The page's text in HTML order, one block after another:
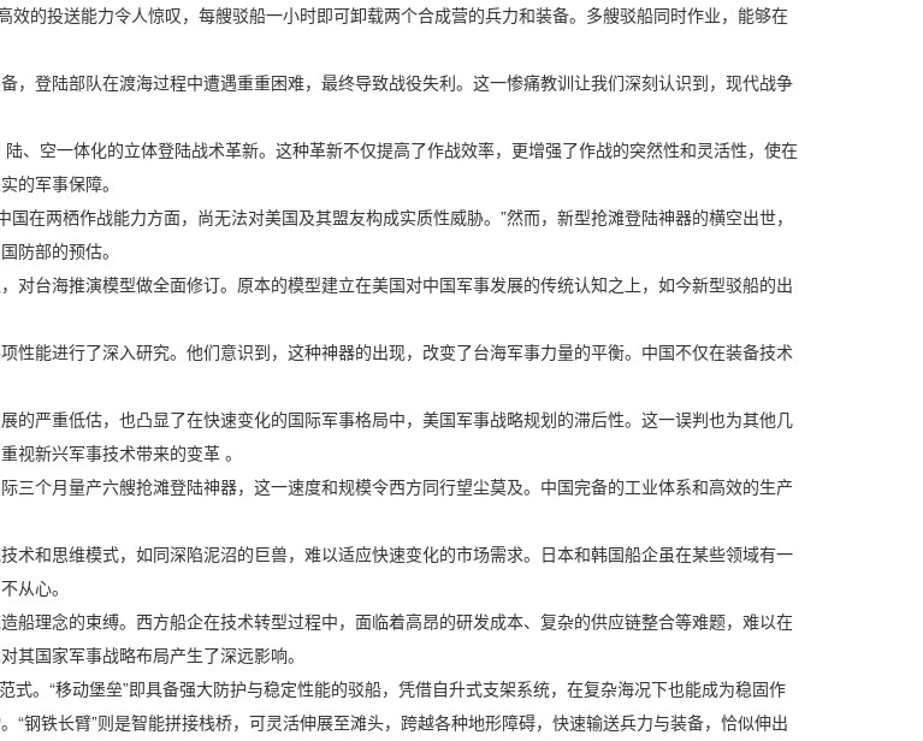
的投送能力令人惊叹，每艘驳船一小时即可卸载两个合成营的兵力和装备。多艘驳船同时作业，能够在
登陆部队在渡海过程中遭遇重重困难，最终导致战役失利。这一惨痛教训让我们深刻认识到，现代战争
空一体化的立体登陆战术革新。这种革新不仅提高了作战效率，更增强了作战的突然性和灵活性，使在
的军事保障。
两栖作战能力方面，尚无法对美国及其盟友构成实质性威胁。”然而，新型抢滩登陆神器的横空出世，
防部的预估。
台海推演模型做全面修订。原本的模型建立在美国对中国军事发展的传统认知之上，如今新型驳船的出
能进行了深入研究。他们意识到，这种神器的出现，改变了台海军事力量的平衡。中国不仅在装备技术
严重低估，也凸显了在快速变化的国际军事格局中，美国军事战略规划的滞后性。这一误判也为其他几
视新兴军事技术带来的变革 。
个月量产六艘抢滩登陆神器，这一速度和规模令西方同行望尘莫及。中国完备的工业体系和高效的生产
和思维模式，如同深陷泥沼的巨兽，难以适应快速变化的市场需求。日本和韩国船企虽在某些领域有一
从心。
理念的束缚。西方船企在技术转型过程中，面临着高昂的研发成本、复杂的供应链整合等难题，难以在
其国家军事战略布局产生了深远影响。
。“移动堡垒”即具备强大防护与稳定性能的驳船，凭借自升式支架系统，在复杂海况下也能成为稳固作
钢铁长臂”则是智能拼接栈桥，可灵活伸展至滩头，跨越各种地形障碍，快速输送兵力与装备，恰似伸出